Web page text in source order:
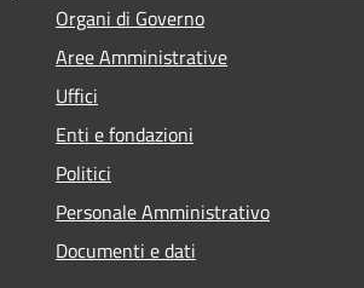
Organi di Governo
Aree Amministrative
Uffici
Enti e fondazioni
Politici
Personale Amministrativo
Documenti e dati